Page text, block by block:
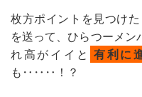
枚方ポイントを見つけ
を送って、 ひらつーメン
れ高がイイと
有利に
も‥‥‥！？